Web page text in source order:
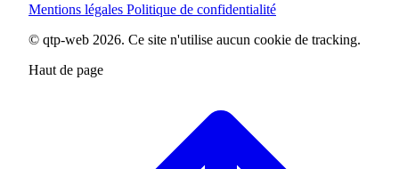
Mentions légales Politique de confidentialité
© qtp-web 2026. Ce site n'utilise aucun cookie de tracking.
Haut de page